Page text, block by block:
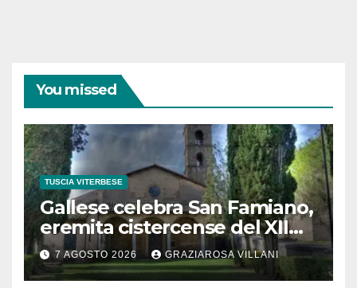
You missed
TUSCIA VITERBESE
Gallese celebra San Famiano,
eremita cistercense del XII
secolo
7 AGOSTO 2026 GRAZIAROSA VILLANI